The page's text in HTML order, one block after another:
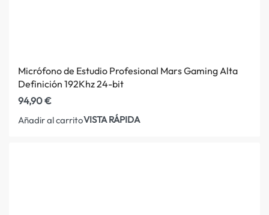
Micrófono de Estudio Profesional Mars Gaming Alta
Definición 192Khz 24-bit
94,90€
Añadir al carritoVISTA RÁPIDA